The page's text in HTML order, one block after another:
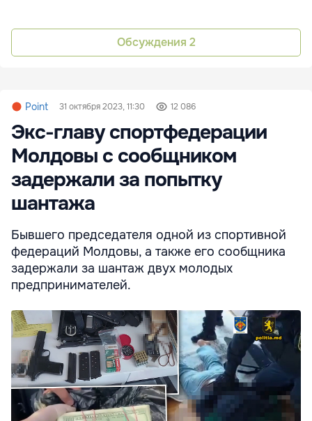
Обсуждения 2
Point 31 октября 2023, 11:30 12 086
Экс-главу спортфедерации
Молдовы с сообщником
задержали за попытку
шантажа
Бывшего председателя одной из спортивной
федераций Молдовы, а также его сообщника
задержали за шантаж двух молодых
предпринимателей.